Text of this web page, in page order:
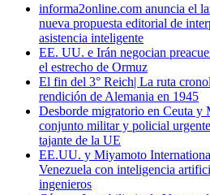
informa2online.com anuncia el
nueva propuesta editorial de
asistencia inteligente
EE. UU. e Irán negocian
el estrecho de Ormuz
El fin del 3° Reich| La ruta
rendición de Alemania en 1945
Desborde migratorio en Ceuta y
conjunto militar y policial
tajante de la UE
EE.UU. y Miyamoto
Venezuela con inteligencia
ingenieros